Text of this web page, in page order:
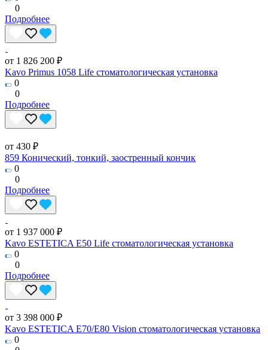
0
Подробнее
от 1 826 200 ₽
Kavo Primus 1058 Life стоматологическая установка
0
0
Подробнее
от 430 ₽
859 Конический, тонкий, заостренный кончик
0
0
Подробнее
от 1 937 000 ₽
Kavo ESTETICA E50 Life стоматологическая установка
0
0
Подробнее
от 3 398 000 ₽
Kavo ESTETICA E70/E80 Vision стоматологическая установка
0